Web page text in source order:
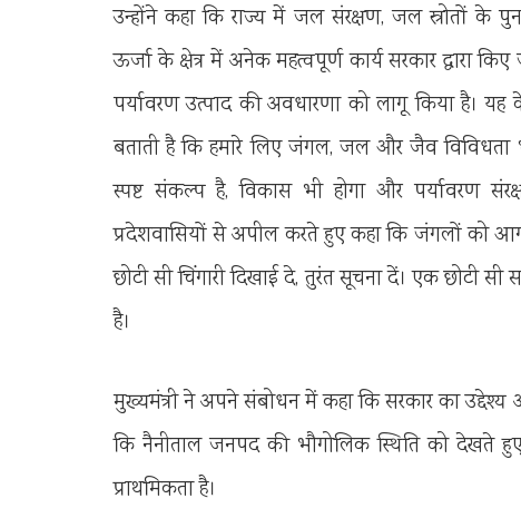
उन्होंने कहा कि राज्य में जल संरक्षण, जल स्रोतों के
ऊर्जा के क्षेत्र में अनेक महत्वपूर्ण कार्य सरकार द्वारा
पर्यावरण उत्पाद की अवधारणा को लागू किया है।
बताती है कि हमारे लिए जंगल, जल और जैव विविधता
स्पष्ट संकल्प है, विकास भी होगा और पर्यावरण
प्रदेशवासियों से अपील करते हुए कहा कि जंगलों को
छोटी सी चिंगारी दिखाई दे, तुरंत सूचना दें। एक छोटी
है।
मुख्यमंत्री ने अपने संबोधन में कहा कि सरकार का उद्देश्य
कि नैनीताल जनपद की भौगोलिक स्थिति को देखते हुए
प्राथमिकता है।